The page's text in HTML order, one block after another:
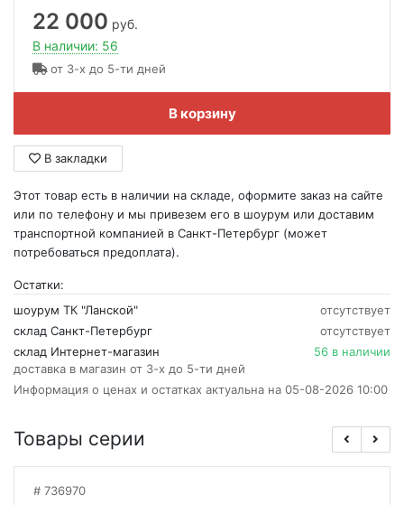
22 000 руб.
В наличии: 56
от 3-х до 5-ти дней
В корзину
В закладки
Этот товар есть в наличии на складе, оформите заказ на сайте
или по телефону и мы привезем его в шоурум или доставим
транспортной компанией в Санкт-Петербург (может
потребоваться предоплата).
Остатки:
шоурум ТК "Ланской"
отсутствует
склад Санкт-Петербург
отсутствует
склад Интернет-магазин
56 в наличии
доставка в магазин от 3-х до 5-ти дней
Информация о ценах и остатках актуальна на 05-08-2026 10:00
Товары серии
736970